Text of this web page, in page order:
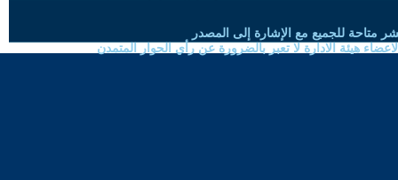
متاحة للجميع مع الإشارة إلى المصدر
هيئة الادارة لا تعبر بالضرورة عن رأي الحوار المتمدن